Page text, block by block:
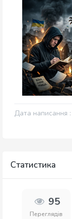
Дата написання
Статистика
95
Переглядів